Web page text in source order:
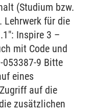
(Studium bzw.
Lehrwerk für die
Inspire 3 –
mit Code und
053387-9 Bitte
eines
auf die
zusätzlichen